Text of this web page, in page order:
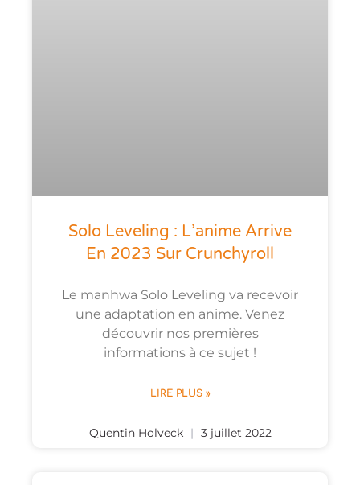
Solo Leveling : L’anime Arrive
En 2023 Sur Crunchyroll
Le manhwa Solo Leveling va recevoir
une adaptation en anime. Venez
découvrir nos premières
informations à ce sujet !
LIRE PLUS »
Quentin Holveck 3 juillet 2022